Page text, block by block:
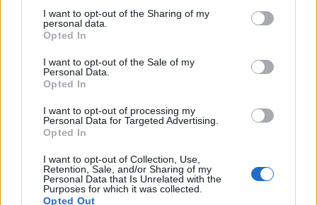
I want to opt-out of the Sharing of my
personal data.
Opted In
I want to opt-out of the Sale of my
Personal Data.
Opted In
I want to opt-out of processing my
Personal Data for Targeted Advertising.
Opted In
I want to opt-out of Collection, Use,
Retention, Sale, and/or Sharing of my
Personal Data that Is Unrelated with the
Purposes for which it was collected.
Opted Out
ТАНАСКОВСКИ, ЧЛЕН НА
СКОКНА МИНИМАЛНИОТ
ИЗНОС ЗА К-15: Еве колку
Црна Гора ја уапси жената која
ги БРАНЕЛА ДЕЦАТА И СВОЕТО
СЛАВНАТА КАРИЕРА НА
ПОРАНЕШНИОТ ТЕХНИЧКИ
ПРЕМИЕР ОЛИВЕР СПАСОВСКИ